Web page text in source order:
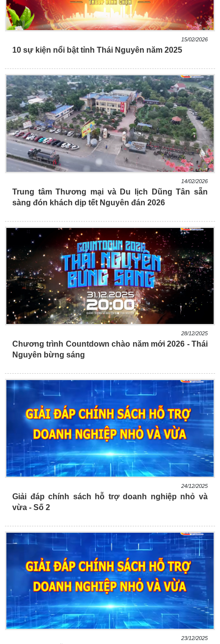
15/02/2026
10 sự kiện nổi bật tỉnh Thái Nguyên năm 2025
14/02/2026
Trung tâm Thương mại và Du lịch Dũng Tân sẵn
sàng đón khách dịp tết Nguyên đán 2026
28/12/2025
Chương trình Countdown chào năm mới 2026 - Thái
Nguyên bừng sáng
24/12/2025
Giải đáp chính sách hỗ trợ doanh nghiệp nhỏ và
vừa - Số 2
23/12/2025